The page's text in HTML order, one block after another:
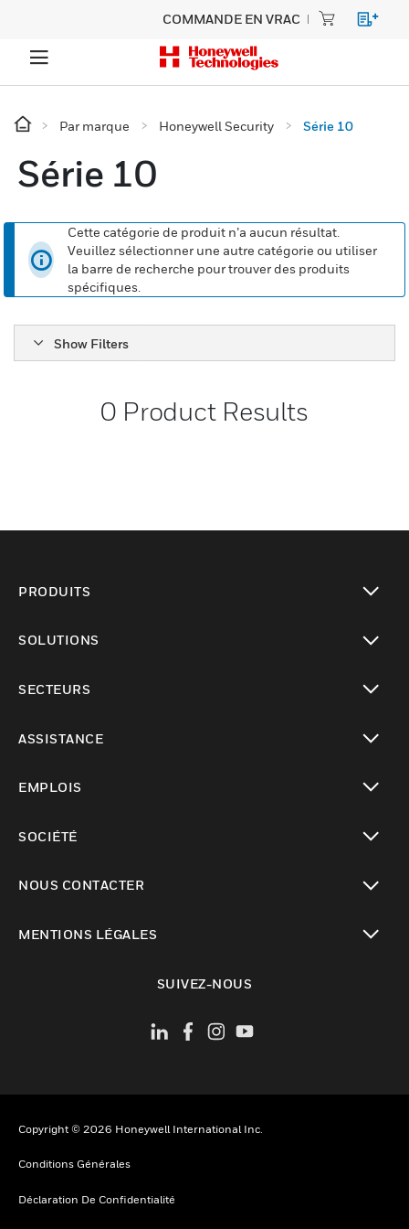
COMMANDE EN VRAC
Par marque Honeywell Security Série 10
Série 10
Cette catégorie de produit n’a aucun résultat.
Veuillez sélectionner une autre catégorie ou utiliser
la barre de recherche pour trouver des produits
spécifiques.
Show Filters
0 Product Results
PRODUITS
SOLUTIONS
SECTEURS
ASSISTANCE
EMPLOIS
SOCIÉTÉ
NOUS CONTACTER
MENTIONS LÉGALES
SUIVEZ-NOUS
Copyright © 2026 Honeywell International Inc.
Conditions Générales
Déclaration De Confidentialité